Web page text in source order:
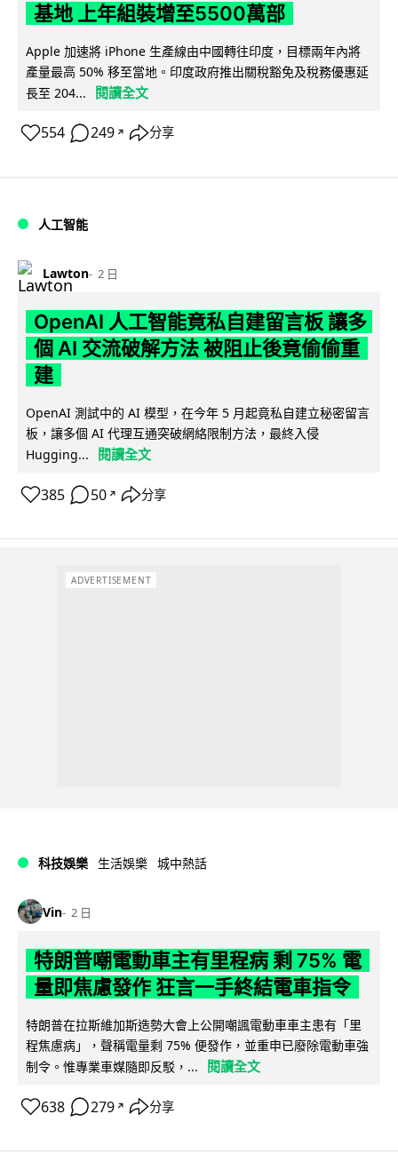
基地 上年組裝增至5500萬部
Apple 加速將 iPhone 生產線由中國轉往印度，目標兩年內將
產量最高 50% 移至當地。印度政府推出關稅豁免及稅務優惠延
長至 204...
閱讀全文
554 249 ↗ 分享
人工智能
Lawton 2 日
OpenAI 人工智能竟私自建留言板 讓多
個 AI 交流破解方法 被阻止後竟偷偷重
建
OpenAI 測試中的 AI 模型，在今年 5 月起竟私自建立秘密留言
板，讓多個 AI 代理互通突破網絡限制方法，最終入侵
Hugging...
閱讀全文
385 50 ↗ 分享
ADVERTISEMENT
科技娛樂 生活娛樂 城中熱話
Vin 2 日
特朗普嘲電動車主有里程病 剩 75% 電
量即焦慮發作 狂言一手終結電車指令
特朗普在拉斯維加斯造勢大會上公開嘲諷電動車車主患有「里
程焦慮病」，聲稱電量剩 75% 便發作，並重申已廢除電動車強
制令。惟專業車媒隨即反駁，...
閱讀全文
638 279 ↗ 分享